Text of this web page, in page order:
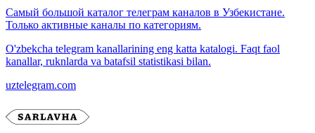
Самый большой каталог телеграм каналов в Узбекистане.
Только активные каналы по категориям.
O'zbekcha telegram kanallarining eng katta katalogi. Faqt faol
kanallar, ruknlarda va batafsil statistikasi bilan.
uztelegram.com